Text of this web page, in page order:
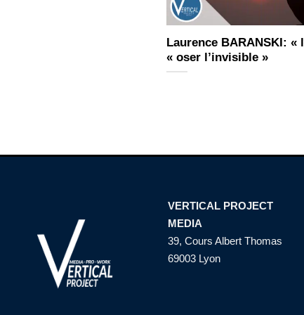
Laurence BARANSKI:
« oser l’invisible »
VERTICAL PROJECT
MEDIA
39, Cours Albert Thomas
69003 Lyon